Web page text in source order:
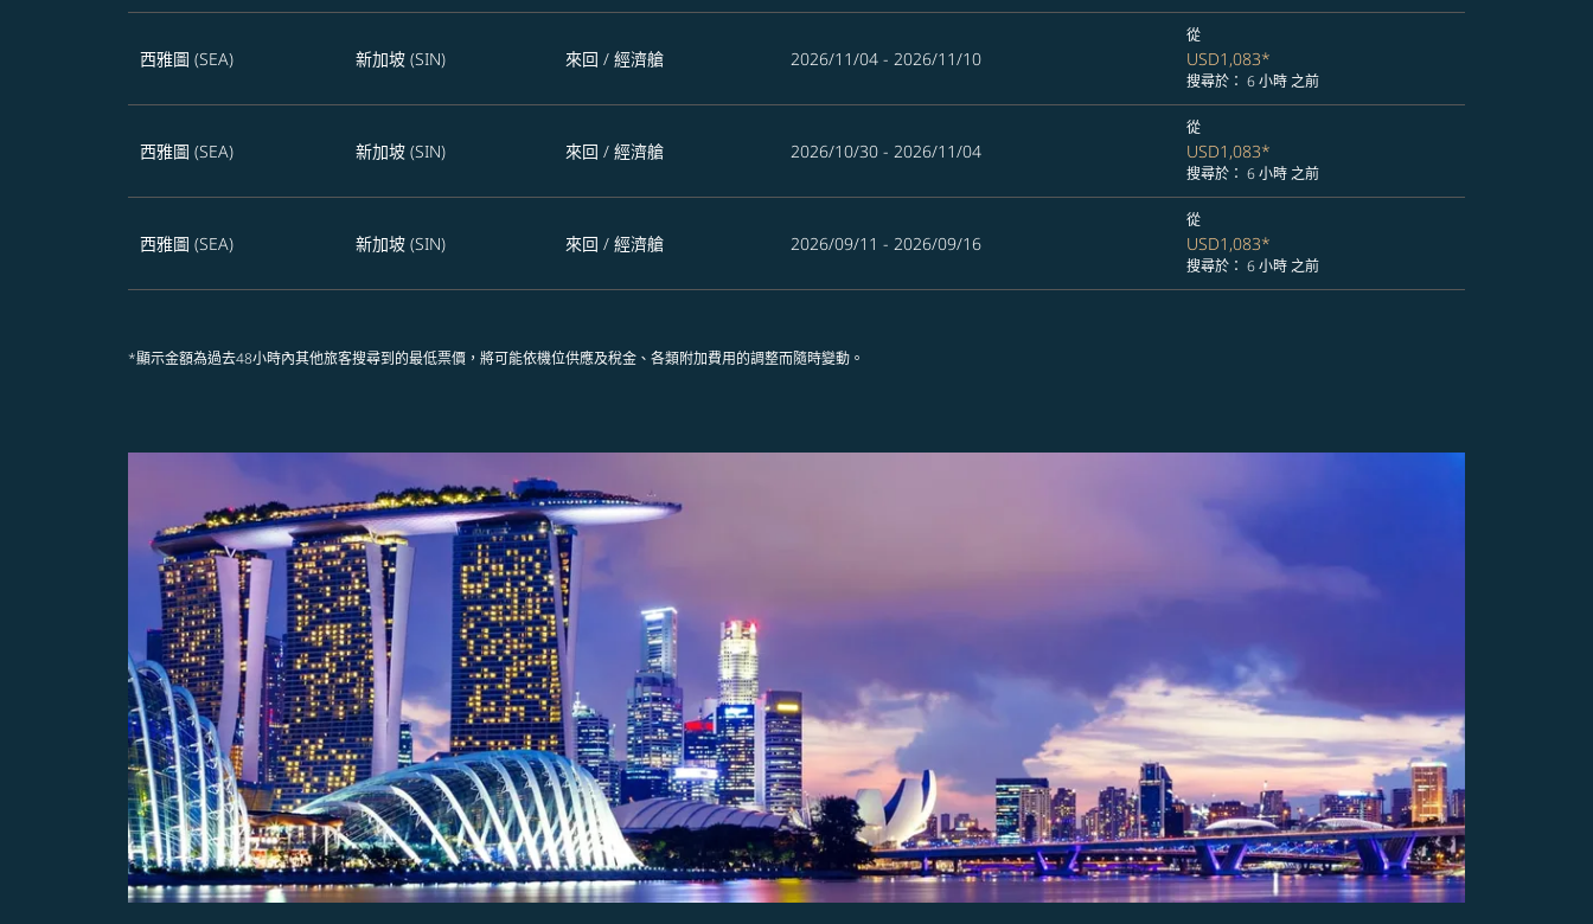
西雅圖 (SEA) 新加坡 (SIN) 來回 / 經濟艙 2026/11/04 - 2026/11/10
從
USD1,083*
搜尋於： 6 小時 之前
西雅圖 (SEA) 新加坡 (SIN) 來回 / 經濟艙 2026/10/30 - 2026/11/04
從
USD1,083*
搜尋於： 6 小時 之前
西雅圖 (SEA) 新加坡 (SIN) 來回 / 經濟艙 2026/09/11 - 2026/09/16
從
USD1,083*
搜尋於： 6 小時 之前
*顯示金額為過去48小時內其他旅客搜尋到的最低票價，將可能依機位供應及稅金、各類附加費用的調整而隨時變動。